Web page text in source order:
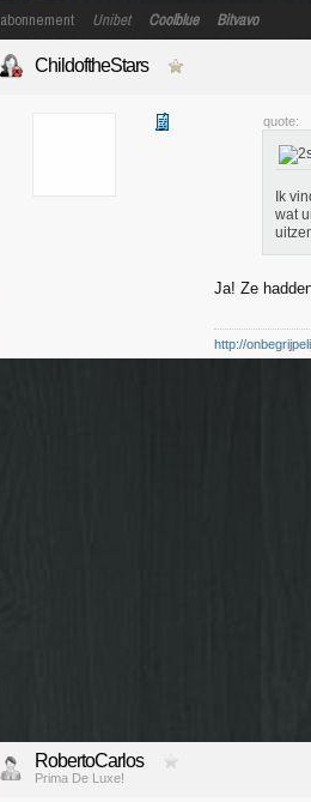
abonnement Unibet Coolblue Bitvavo
ChildoftheStars
quote:
Ik
wat
Ja! Ze
http://
RobertoCarlos
Prima De Luxe!